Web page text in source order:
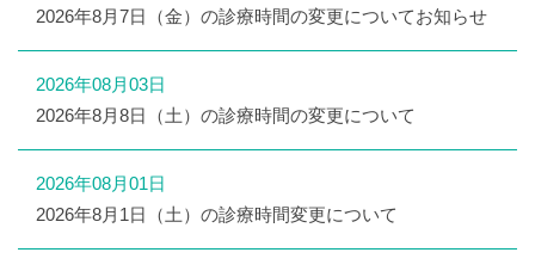
2026年8月7日（金）の診療時間の変更についてお知らせ
2026年08月03日
2026年8月8日（土）の診療時間の変更について
2026年08月01日
2026年8月1日（土）の診療時間変更について